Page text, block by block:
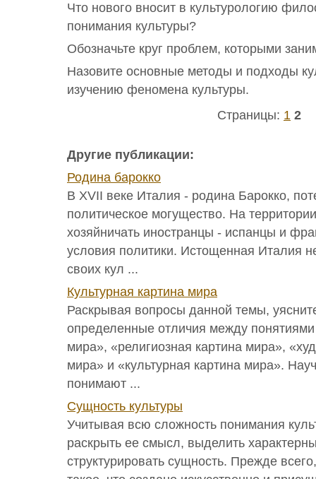
Что нового вносит в культурологию
понимания культуры?
Обозначьте круг проблем, которыми
Назовите основные методы и подходы
изучению феномена культуры.
Страницы: 1 2
Другие публикации:
Родина барокко
В ХVII веке Италия - родина Барокко,
политическое могущество. На
хозяйничать иностранцы - испанцы и
условия политики. Истощенная Италия
своих кул ...
Культурная картина мира
Раскрывая вопросы данной темы,
определенные отличия между понятиями
мира», «религиозная картина мира»,
мира» и «культурная картина мира».
понимают ...
Сущность культуры
Учитывая всю сложность понимания
раскрыть ее смысл, выделить
структурировать сущность. Прежде